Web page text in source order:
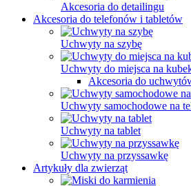
Akcesoria do detailingu
Akcesoria do telefonów i tabletów
Uchwyty na szybę
Uchwyty do miejsca na
Akcesoria do
Uchwyty samochodowe na
Uchwyty na tablet
Uchwyty na przyssawkę
Artykuły dla zwierząt